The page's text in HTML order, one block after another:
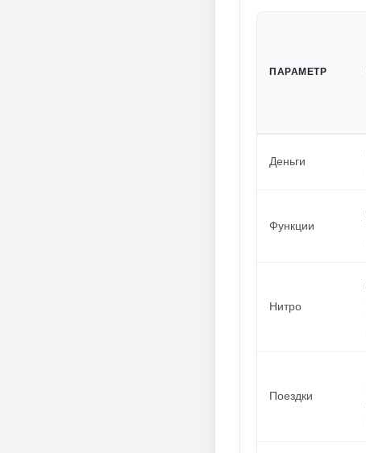
ПАРАМЕТР
Деньги
Функции
Нитро
Поездки